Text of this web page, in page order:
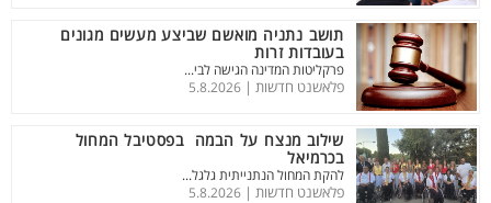
תושב נתניה מואשם שביצע מעשים מגונים
בעובדות זרות
פרקליטות המדינה הגישה לבי...
פלאשנט חדשות | 5.8.2026
שילוב מנצח על הבמה בפסטיבל המחול
בכרמיאל
להקת המחול הנתנייתית גלגל...
פלאשנט חדשות | 5.8.2026